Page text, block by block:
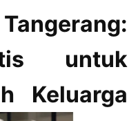
untuk
Keluarga